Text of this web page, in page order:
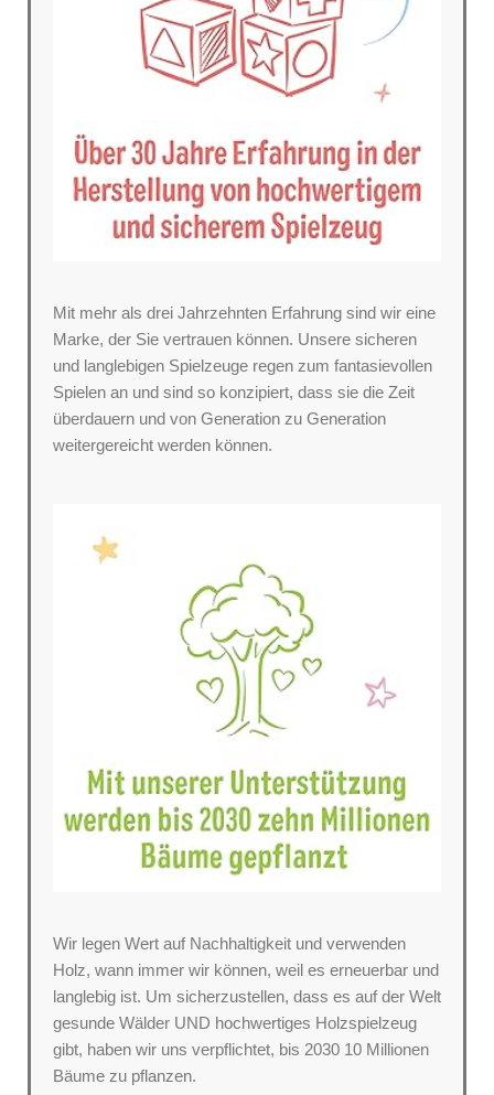
Mit mehr als drei Jahrzehnten Erfahrung sind wir eine
Marke, der Sie vertrauen können. Unsere sicheren
und langlebigen Spielzeuge regen zum fantasievollen
Spielen an und sind so konzipiert, dass sie die Zeit
überdauern und von Generation zu Generation
weitergereicht werden können.
Wir legen Wert auf Nachhaltigkeit und verwenden
Holz, wann immer wir können, weil es erneuerbar und
langlebig ist. Um sicherzustellen, dass es auf der Welt
gesunde Wälder UND hochwertiges Holzspielzeug
gibt, haben wir uns verpflichtet, bis 2030 10 Millionen
Bäume zu pflanzen.